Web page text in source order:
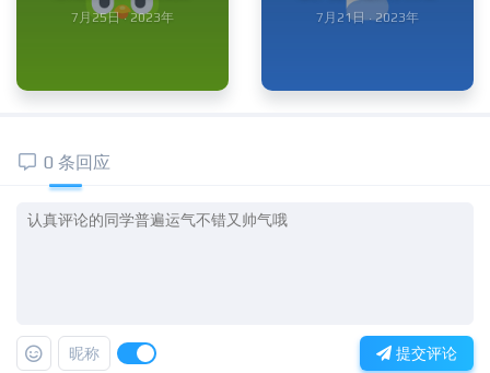
7月25日 · 2023年 7月21日 · 2023年
0 条回应
昵称 提交评论